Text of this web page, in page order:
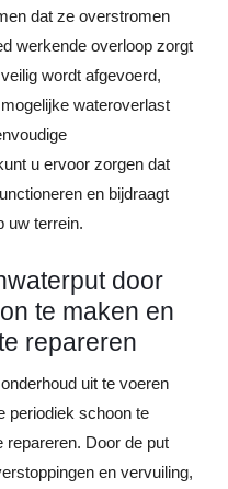
dat ze overstromen
werkende overloop zorgt
wordt afgevoerd,
wateroverlast
u ervoor zorgen dat
en bijdraagt
uw terrein.
door
te maken en
repareren
uit te voeren
periodiek schoon te
repareren. Door de put
en vervuiling,